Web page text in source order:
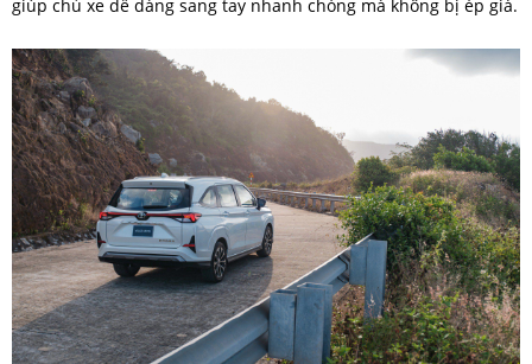
giúp chủ xe dễ dàng sang tay nhanh chóng mà không bị ép giá.